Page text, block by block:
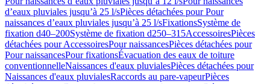
d’eaux pluviales jusqu’à 25 l/sPièces détachées pour Pour
naissances d’eaux pluviales jusqu’à 25 l/sFixationsSystème de
fixation d40–200Système de fixation d250–315AccessoiresPièces
détachées pour AccessoiresPour naissancesPièces détachées pour
Pour naissancesPour fixationsÉvacuation des eaux de toiture
conventionnelleNaissances d'eaux pluvialesPièces détachées pour
Naissances d'eaux pluvialesRaccords au pare-vapeurPièces